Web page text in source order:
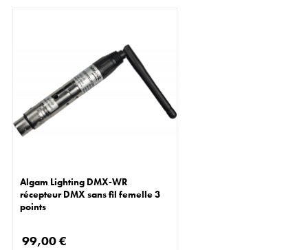
Algam Lighting DMX-WR
récepteur DMX sans fil femelle 3
points
99,00 €